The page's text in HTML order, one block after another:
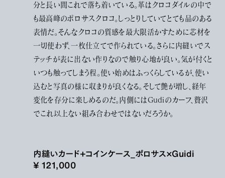
分と長い間これで落ち着いている。革はクロコダイルの中で
も最高峰のポロサスクロコ。しっとりしていてとても品のある
表情だ。そんなクロコの質感を最大限活かすために芯材を
一切使わず、一枚仕立てで作られている。さらに内縫いでス
テッチが表に出ない作りなので触り心地が良い。気が付くと
いつも触ってしまう程。使い始めはふっくらしているが、使い
込むと写真の様に収まりが良くなる。そして艶が増し、経年
変化を存分に楽しめるのだ。内側にはGudiのカーフ、贅沢
でこれ以上ない組み合わせではないだろうか。
内縫いカード+コインケース_ポロサス×Guidi
¥ 121,000